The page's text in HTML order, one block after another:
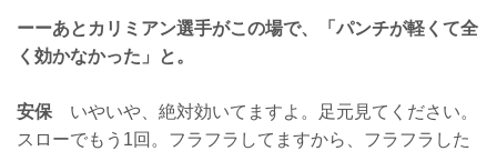
ーーあとカリミアン選手がこの場で、「パンチが軽くて全
く効かなかった」と。
安保いやいや、絶対効いてますよ。足元見てください。
スローでもう1回。フラフラしてますから、フラフラした